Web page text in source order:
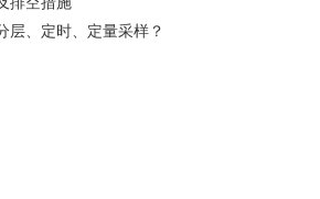
层、定时、定量采样？